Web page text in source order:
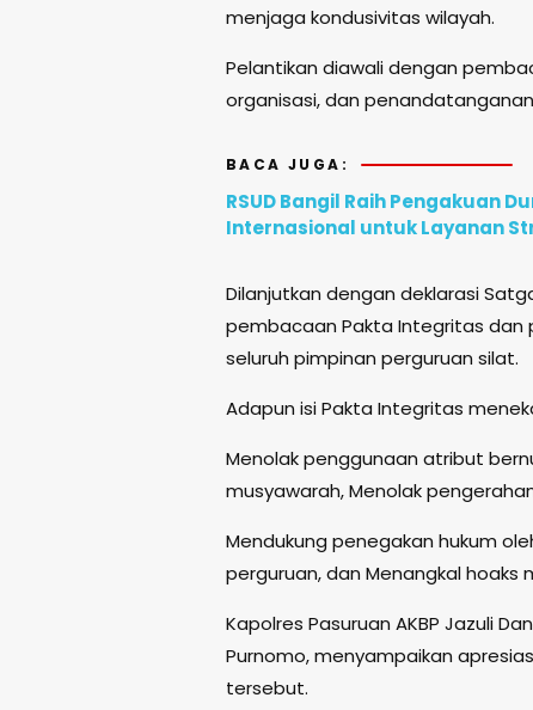
menjaga kondusivitas wilayah.
Pelantikan diawali dengan
organisasi, dan
BACA JUGA:
RSUD Bangil Raih Pengakuan
Internasional untuk Layanan
Dilanjutkan dengan deklarasi
pembacaan Pakta Integritas dan
seluruh pimpinan perguruan silat.
Adapun isi Pakta Integritas
Menolak penggunaan atribut
musyawarah, Menolak
Mendukung penegakan hukum
perguruan, dan Menangkal
Kapolres Pasuruan AKBP Jazuli
Purnomo, menyampaikan
tersebut.